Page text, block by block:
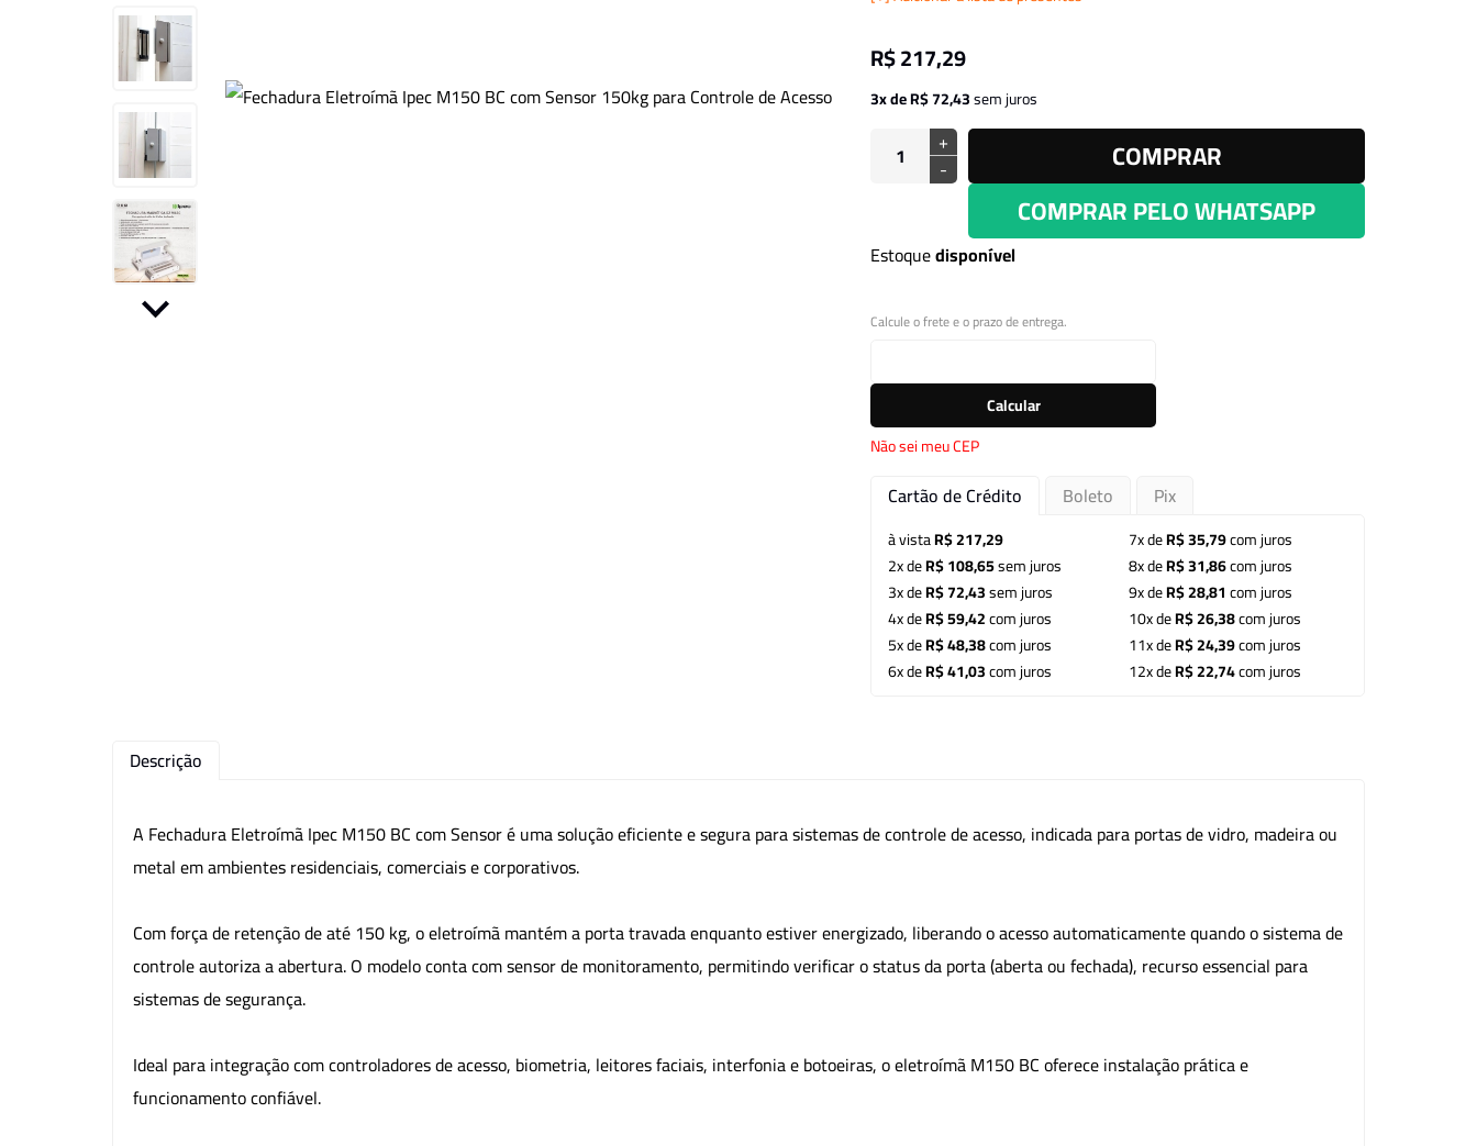
Outros
R$ 217,29
3x de R$ 72,43sem juros
+
-
COMPRAR
COMPRAR PELO WHATSAPP
Estoquedisponível
Calcule o frete e o prazo de entrega.
Calcular
Não sei meu CEP
Cartão de Crédito Boleto Pix
à vistaR$ 217,29
2x deR$ 108,65sem juros
3x deR$ 72,43sem juros
4x deR$ 59,42com juros
5x deR$ 48,38com juros
6x deR$ 41,03com juros
7x deR$ 35,79com juros
8x deR$ 31,86com juros
9x deR$ 28,81com juros
10x deR$ 26,38com juros
11x deR$ 24,39com juros
12x deR$ 22,74com juros
Descrição
A Fechadura Eletroímã Ipec M150 BC com Sensor é uma solução eficiente e segura para sistemas de controle de acesso, indicada para portas de vidro, madeira ou
metal em ambientes residenciais, comerciais e corporativos.
Com força de retenção de até 150 kg, o eletroímã mantém a porta travada enquanto estiver energizado, liberando o acesso automaticamente quando o sistema de
controle autoriza a abertura. O modelo conta com sensor de monitoramento, permitindo verificar o status da porta (aberta ou fechada), recurso essencial para
sistemas de segurança.
Ideal para integração com controladores de acesso, biometria, leitores faciais, interfonia e botoeiras, o eletroímã M150 BC oferece instalação prática e
funcionamento confiável.